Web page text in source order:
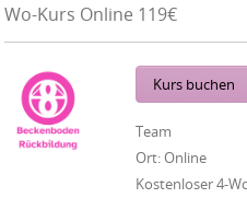
Wo-Kurs Online 119€
Kurs buchen
Team
Ort:Online
Kostenloser 4-